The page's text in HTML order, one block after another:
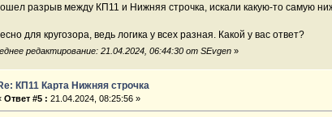
разрыв между КП11 и Нижняя строчка, искали какую-то самую
для кругозора, ведь логика у всех разная. Какой у вас ответ?
редактирование: 21.04.2024, 06:44:30 от SEvgen »
КП11 Карта Нижняя строчка
Ответ #5 : 21.04.2024, 08:25:56 »